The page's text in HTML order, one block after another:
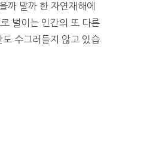
까 말까 한 자연재해에
벌이는 인간의 또 다른
수그러들지 않고 있습